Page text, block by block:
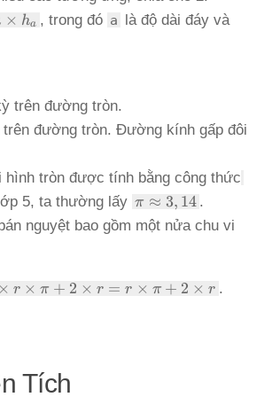
× ha , trong đó a là độ dài đáy và
trên đường tròn.
đường tròn. Đường kính gấp đôi
tròn được tính bằng công thức
5, ta thường lấy \pi
\approx
3,14
π ≈ 3, 14 .
nguyệt bao gồm một nửa chu vi
× r × π + 2 × r = r × π + 2 × r .
Tích